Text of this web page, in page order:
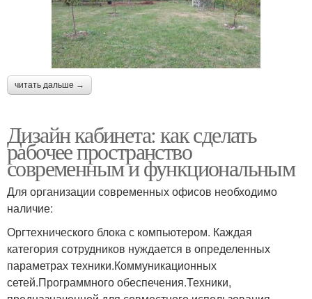
читать дальше →
Дизайн кабинета: как сделать
рабочее пространство
современным и функциональным
Для организации современных офисов необходимо
наличие:
Оргтехнического блока с компьютером. Каждая
категория сотрудников нуждается в определенных
параметрах техники.Коммуникационных
сетей.Программного обеспечения.Техники,